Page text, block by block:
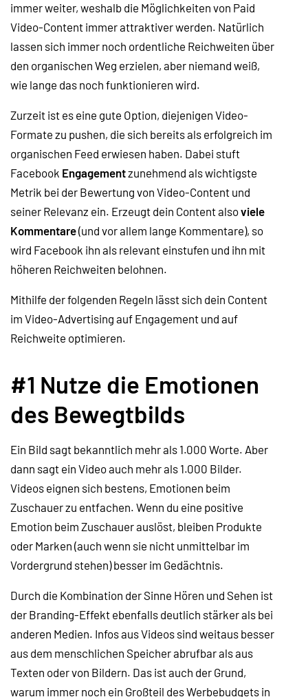
immer weiter, weshalb die Möglichkeiten von Paid
Video-Content immer attraktiver werden. Natürlich
lassen sich immer noch ordentliche Reichweiten über
den organischen Weg erzielen, aber niemand weiß,
wie lange das noch funktionieren wird.
Zurzeit ist es eine gute Option, diejenigen Video-
Formate zu pushen, die sich bereits als erfolgreich im
organischen Feed erwiesen haben. Dabei stuft
Facebook Engagementzunehmend als wichtigste
Metrik bei der Bewertung von Video-Content und
seiner Relevanz ein. Erzeugt dein Content alsoviele
Kommentare(und vor allem lange Kommentare), so
wird Facebook ihn als relevant einstufen und ihn mit
höheren Reichweiten belohnen.
Mithilfe der folgenden Regeln lässt sich dein Content
im Video-Advertising auf Engagement und auf
Reichweite optimieren.
#1 Nutze die Emotionen
des Bewegtbilds
Ein Bild sagt bekanntlich mehr als 1.000 Worte. Aber
dann sagt ein Video auch mehr als 1.000 Bilder.
Videos eignen sich bestens, Emotionen beim
Zuschauer zu entfachen. Wenn du eine positive
Emotion beim Zuschauer auslöst, bleiben Produkte
oder Marken (auch wenn sie nicht unmittelbar im
Vordergrund stehen) besser im Gedächtnis.
Durch die Kombination der Sinne Hören und Sehen ist
der Branding-Effekt ebenfalls deutlich stärker als bei
anderen Medien. Infos aus Videos sind weitaus besser
aus dem menschlichen Speicher abrufbar als aus
Texten oder von Bildern. Das ist auch der Grund,
warum immer noch ein Großteil des Werbebudgets in